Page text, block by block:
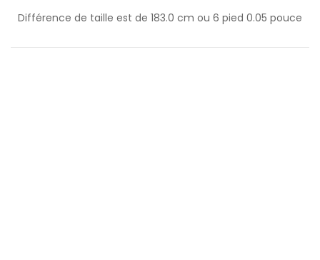
Différence de taille est de 183.0 cm ou 6 pied 0.05 pouce